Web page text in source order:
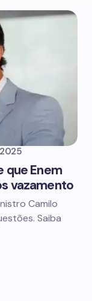
que Enem
vazamento
Camilo
Saiba